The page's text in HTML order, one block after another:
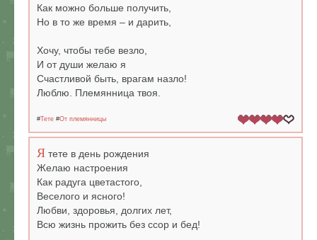
Как можно больше получить,
Но в то же время – и дарить,
Хочу, чтобы тебе везло,
И от души желаю я
Счастливой быть, врагам назло!
Люблю. Племянница твоя.
#Тете #От племянницы
Я тете в день рождения
Желаю настроения
Как радуга цветастого,
Веселого и ясного!
Любви, здоровья, долгих лет,
Всю жизнь прожить без ссор и бед!